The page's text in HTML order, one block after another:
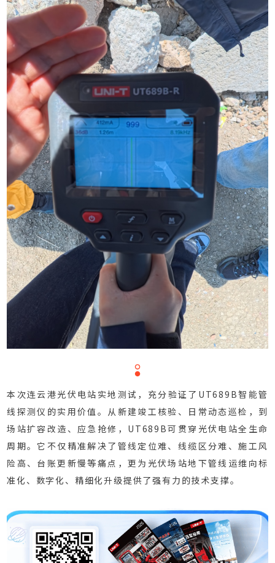
、
实
测
总
结
与
行
值
本次连云港光伏电站实地测试，充分验证了UT689B智能管
线探测仪的实用价值。从新建竣工核验、日常动态巡检，到
场站扩容改造、应急抢修，UT689B可贯穿光伏电站全生命
周期。它不仅精准解决了管线定位难、线缆区分难、施工风
险高、台账更新慢等痛点，更为光伏场站地下管线运维向标
准化、数字化、精细化升级提供了强有力的技术支撑。